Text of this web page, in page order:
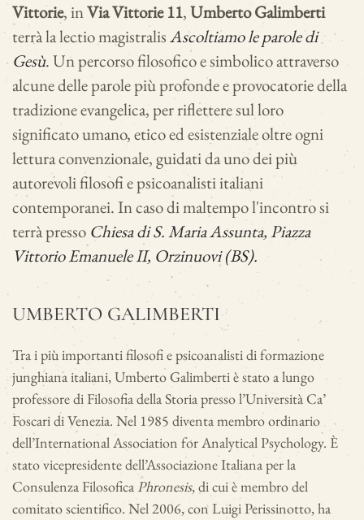
Vittorie, inVia Vittorie 11,Umberto Galimberti
terrà la lectio magistralisAscoltiamo le parole di
Gesù. Un percorso filosofico e simbolico attraverso
alcune delle parole più profonde e provocatorie della
tradizione evangelica, per riflettere sul loro
significato umano, etico ed esistenziale oltre ogni
lettura convenzionale, guidati da uno dei più
autorevoli filosofi e psicoanalisti italiani
contemporanei. In caso di maltempo l'incontro si
terrà presso Chiesa di S. Maria Assunta, Piazza
Vittorio Emanuele II, Orzinuovi (BS).
UMBERTO GALIMBERTI
Tra i più importanti filosofi e psicoanalisti di formazione
junghiana italiani, Umberto Galimberti è stato a lungo
professore di Filosofia della Storia presso l’Università Ca’
Foscari di Venezia. Nel 1985 diventa membro ordinario
dell’International Association for Analytical Psychology. È
stato vicepresidente dell’Associazione Italiana per la
Consulenza FilosoficaPhronesis, di cui è membro del
comitato scientifico. Nel 2006, con Luigi Perissinotto, ha